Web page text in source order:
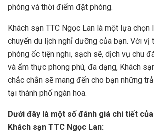
phòng và thời điểm đặt phòng.
Khách sạn TTC Ngọc Lan là một lựa chọn
chuyến du lịch nghỉ dưỡng của bạn. Với vị
phòng ốc tiện nghi, sạch sẽ, dịch vụ chu
và ẩm thực phong phú, đa dạng, Khách
chắc chắn sẽ mang đến cho bạn những
tại thành phố ngàn hoa.
Dưới đây là một số đánh giá chi tiết
Khách sạn TTC Ngọc Lan: